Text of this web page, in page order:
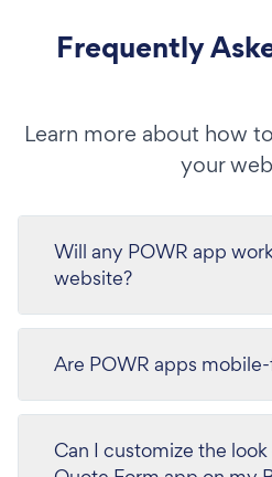
Frequently
Learn more about how
your
Will any POWR app
website?
Are POWR apps
Can I customize the